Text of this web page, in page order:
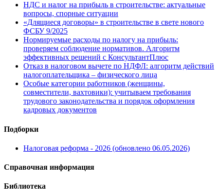
НДС и налог на прибыль в строительстве: актуальные
вопросы, спорные ситуации
«Длящиеся договоры» в строительстве в свете нового
ФСБУ 9/2025
Нормируемые расходы по налогу на прибыль:
проверяем соблюдение нормативов. Алгоритм
эффективных решений с КонсультантПлюс
Отказ в налоговом вычете по НДФЛ: алгоритм действий
налогоплательщика – физического лица
Особые категории работников (женщины,
совместители, вахтовики): учитываем требования
трудового законодательства и порядок оформления
кадровых документов
Подборки
Налоговая реформа - 2026 (обновлено 06.05.2026)
Справочная информация
Библиотека